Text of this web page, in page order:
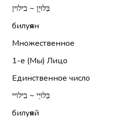
בִּלּוּיָן ~ בילוין
билуян
Множественное
1-е (Мы) Лицо
Единственное число
בִּלּוּיַי ~ בילויי
билуяй